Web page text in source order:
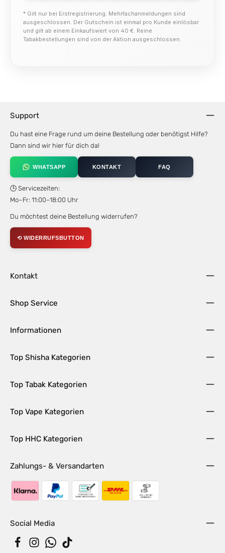
* Gilt nur bei Erstregistrierung. Mehrfachanmeldungen sind
ausgeschlossen. Der Gutschein ist einmal pro Kunde einlösbar
und gilt ab einem Einkaufswert von 40 €. Reine
Tabakbestellungen sind von der Aktion ausgeschlossen.
Support
Du hast eine Frage rund um deine Bestellung oder benötigst Hilfe?
Dann sind wir hier für dich da!
WHATSAPP KONTAKT FAQ
🕒 Servicezeiten:
Mo–Fr: 11:00–18:00 Uhr
Du möchtest deine Bestellung widerrufen?
⟲ WIDERRUFSBUTTON
Kontakt
Shop Service
Informationen
Top Shisha Kategorien
Top Tabak Kategorien
Top Vape Kategorien
Top HHC Kategorien
Zahlungs- & Versandarten
Social Media